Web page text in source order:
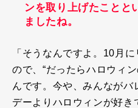
ンを取り上げたことと
ましたね。
「そうなんですよ。 10 月
ので、“だったらハロウィ
んです。今や、みんながバ
デーよりハロウィンが好き